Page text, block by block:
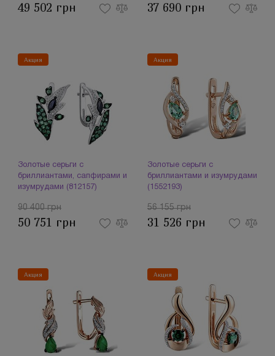
49 502 грн 37 690 грн
Акция
Золотые серьги с
бриллиантами, сапфирами и
изумрудами (812157)
90 400 грн
50 751 грн
Акция
Золотые серьги с
бриллиантами и изумрудами
(1552193)
56 155 грн
31 526 грн
Акция Акция